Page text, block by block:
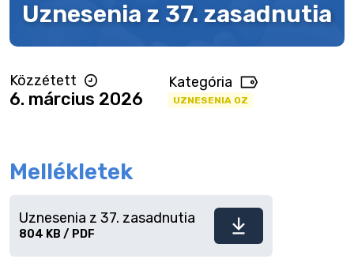
Uznesenia z 37. zasadnutia
Közzétett
6. március 2026
Kategória
UZNESENIA OZ
Mellékletek
Fájl
Uznesenia z 37. zasadnutia
804 KB / PDF